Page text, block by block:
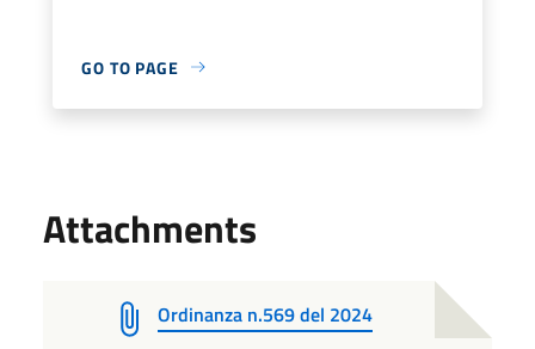
GO TO PAGE
Attachments
Ordinanza n.569 del 2024